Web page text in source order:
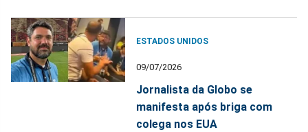
ESTADOS UNIDOS
09/07/2026
Jornalista da Globo se
manifesta após briga com
colega nos EUA